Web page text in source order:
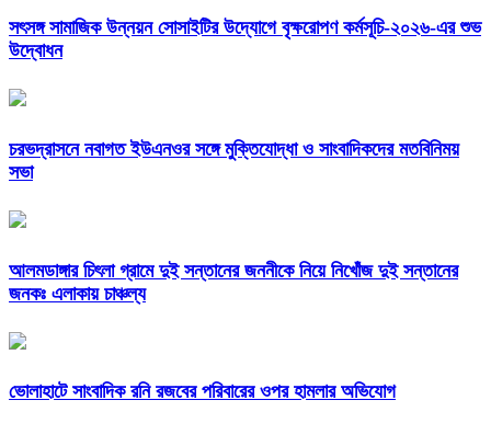
সৎসঙ্গ সামাজিক উন্নয়ন সোসাইটির উদ্যোগে বৃক্ষরোপণ কর্মসূচি-২০২৬-এর শুভ
উদ্বোধন
চরভদ্রাসনে নবাগত ইউএনওর সঙ্গে মুক্তিযোদ্ধা ও সাংবাদিকদের মতবিনিময়
সভা
আলমডাঙ্গার চিৎলা গ্রামে দুই সন্তানের জননীকে নিয়ে নিখোঁজ দুই সন্তানের
জনকঃ এলাকায় চাঞ্চল্য
ভোলাহাটে সাংবাদিক রনি রজবের পরিবারের ওপর হামলার অভিযোগ